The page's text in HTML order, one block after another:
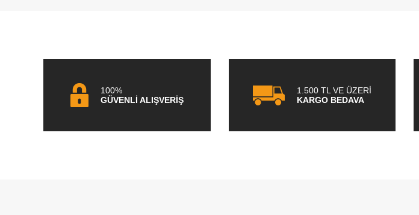
100%
GÜVENLİ ALIŞVERİŞ
1.500 TL VE ÜZERİ
KARGO BEDAVA